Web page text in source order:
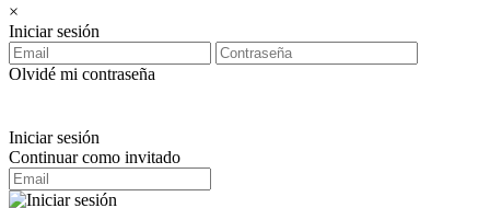
×
Iniciar sesión
Olvidé mi contraseña
Iniciar sesión
Continuar como invitado